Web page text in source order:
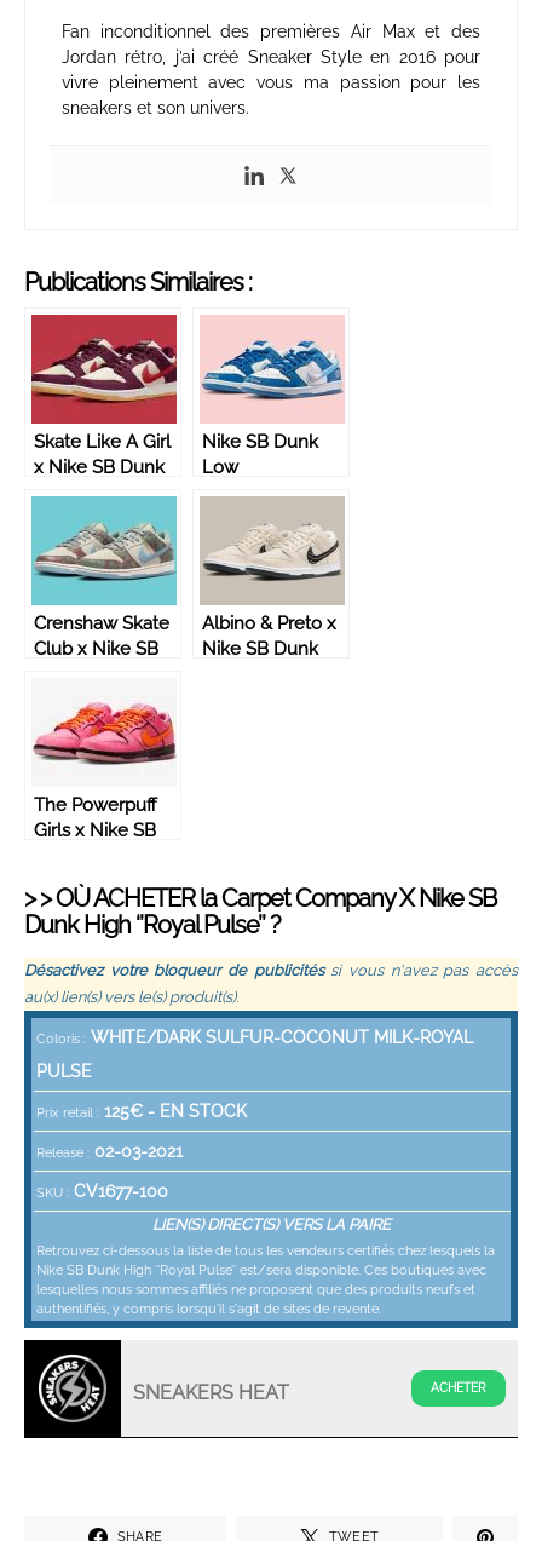
Fan inconditionnel des premières Air Max et des
Jordan rétro, j’ai créé Sneaker Style en 2016 pour
vivre pleinement avec vous ma passion pour les
sneakers et son univers.
Publications Similaires :
Skate Like A Girl
x Nike SB Dunk
Low – DX4589-
Nike SB Dunk
Low
‘’BORNXRAISED’’
– FN7819-400
Crenshaw Skate
Club x Nike SB
FN4193-100
Albino & Preto x
Nike SB Dunk
The Powerpuff
Girls x Nike SB
‘’Blossom’’ –
FD2631-600
> > OÙ ACHETER laCarpet CompanyX Nike SB
Dunk High ‘’Royal Pulse’’ ?
Désactivez votre bloqueur de publicitéssi vous n'avez pas accès
au(x) lien(s) vers le(s) produit(s).
Coloris : WHITE/DARK SULFUR-COCONUT MILK-ROYAL
PULSE
Prix retail : 125€ - EN STOCK
Release : 02-03-2021
SKU : CV1677-100
LIEN(S) DIRECT(S) VERS LA PAIRE
Retrouvez ci-dessous la liste de tous les vendeurs certifiés chez lesquels la
Nike SB Dunk High ‘’Royal Pulse’’ est/sera disponible. Ces boutiques avec
lesquelles nous sommes affiliés ne proposent que des produits neufs et
authentifiés, y compris lorsqu'il s'agit de sites de revente.
SNEAKERS HEAT
SHARE TWEET